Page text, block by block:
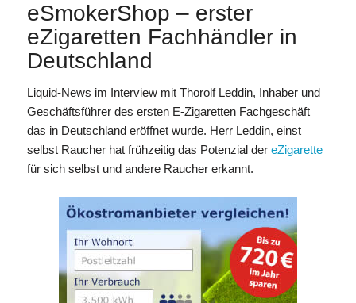
eSmokerShop – erster
eZigaretten Fachhändler in
Deutschland
Liquid-News im Interview mit Thorolf Leddin, Inhaber und
Geschäftsführer des ersten E-Zigaretten Fachgeschäft
das in Deutschland eröffnet wurde. Herr Leddin, einst
selbst Raucher hat frühzeitig das Potenzial der eZigarette
für sich selbst und andere Raucher erkannt.